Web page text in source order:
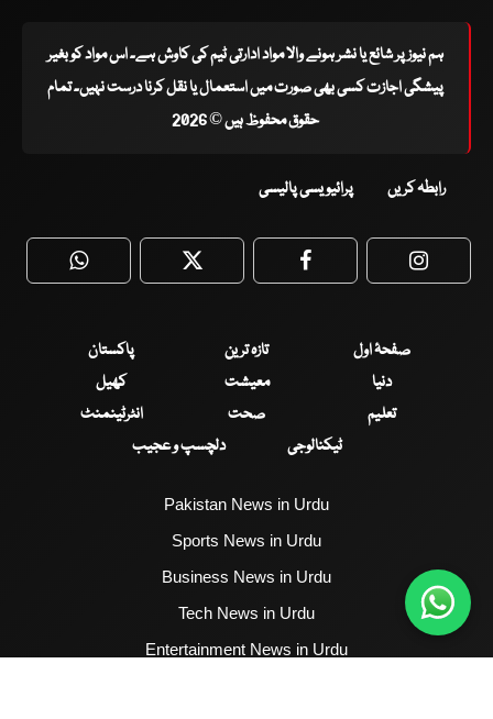
ہم نیوز پر شائع یا نشر ہونے والا مواد ادارتی ٹیم کی کاوش ہے۔ اس مواد کو بغیر
پیشگی اجازت کسی بھی صورت میں استعمال یا نقل کرنا درست نہیں۔ تمام
حقوق محفوظ ہیں © 2026
رابطہ کریں پرائیویسی پالیسی
WhatsApp Twitter Facebook
صفحۂ اول تازہ ترین
پاکستان
دنیا
معیشت
کھیل
تعلیم
صحت
انٹرٹینمنٹ
ٹیکنالوجی
دلچسپ و عجیب
Pakistan News in Urdu
Sports News in Urdu
Business News in Urdu
Tech News in Urdu
Entertainment News in Urdu